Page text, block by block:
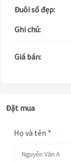
Đuôi số đẹp:
Ghi chú:
Giá bán:
Đặt mua
Họ và tên *